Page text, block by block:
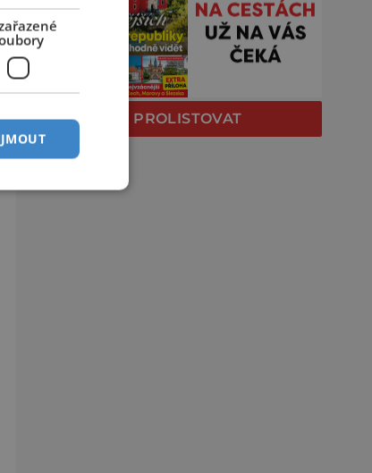
PROLISTOVAT